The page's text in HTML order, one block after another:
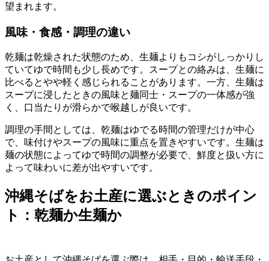
望まれます。
風味・食感・調理の違い
乾麺は乾燥された状態のため、生麺よりもコシがしっかりし
ていてゆで時間も少し長めです。スープとの絡みは、生麺に
比べるとやや軽く感じられることがあります。一方、生麺は
スープに浸したときの風味と麺同士・スープの一体感が強
く、口当たりが滑らかで喉越しが良いです。
調理の手間としては、乾麺はゆでる時間の管理だけが中心
で、味付けやスープの風味に重点を置きやすいです。生麺は
麺の状態によってゆで時間の調整が必要で、鮮度と扱い方に
よって味わいに差が出やすいです。
沖縄そばをお土産に選ぶときのポイン
ト：乾麺か生麺か